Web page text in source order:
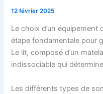
12 février 2025
Le choix d’un équipement
étape fondamentale pour
Le lit, composé d’un
indissociable qui
Les différents types de